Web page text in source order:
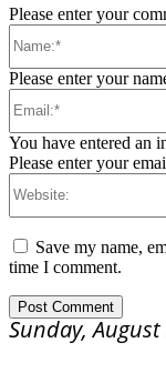
Please enter your
Please enter your
You have entered an
Please enter your
Save my name,
time I comment.
Sunday,